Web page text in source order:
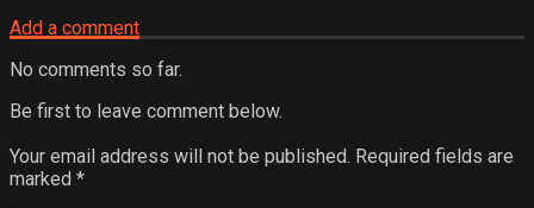
Add a comment
No comments so far.
Be first to leave comment below.
Your email address will not be published. Required fields are
marked *